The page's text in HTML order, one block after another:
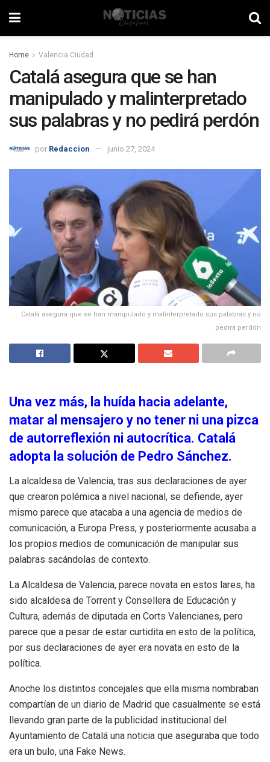
Home Valencia Ciudad
Catalá asegura que se han
manipulado y malinterpretado
sus palabras y no pedirá perdón
por Redaccion junio 27, 2024
Catalá asegura que se han manipulado y malinterpretado sus palabras y no
pedirá perdón
Una vez más, la huída hacia adelante,
matar al mensajero y no tener ni una pizca
de autorreflexión ni autocrítica. Catalá
adopta la solución de Pedro Sánchez.
La alcaldesa de Valencia, tras sus declaraciones de ayer
que crearon polémica a nivel nacional, se defiende, ayer
mismo parece que atacaba a una agencia de medios de
comunicación, a Europa Press, y posteriormente acusaba a
los propios medios de comunicación de manipular sus
palabras sacándolas de contexto.
La Alcaldesa de Valencia, parece novata en estos lares, ha
sido alcaldesa de Torrent y Consellera de Educación y
Cultura, además de diputada en Corts Valencianes, pero
parece que a pesar de estar curtidita en esto de la política,
por sus declaraciones de ayer era novata en esto de la
política.
Anoche los distintos concejales que ella misma nombraban
compartían de un diario de Madrid que casualmente se está
llevando gran parte de la publicidad institucional del
Ayuntamiento de Catalá una noticia que aseguraba que todo
era un bulo, una Fake News.